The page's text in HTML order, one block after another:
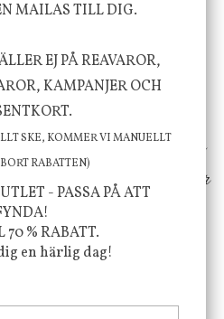
upplevelse och
och ditt hem! Med
och dess färgpalett
utvalda produkter som
och ger det lilla extra för
välmående!
@JBHOME
MAILAS TILL DIG.
EJ PÅ REAVAROR,
KAMPANJER OCH
SKE, KOMMER VI MANUELLT
RABATTEN)
- PASSA PÅ ATT
70 % RABATT.
en härlig dag!